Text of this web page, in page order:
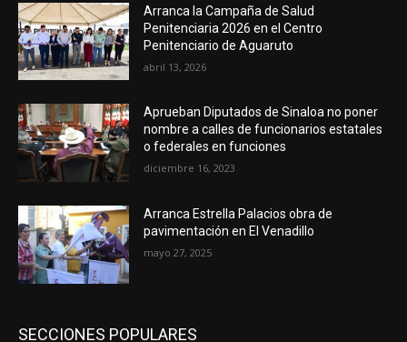
Arranca la Campaña de Salud
Penitenciaria 2026 en el Centro
Penitenciario de Aguaruto
abril 13, 2026
Aprueban Diputados de Sinaloa no poner
nombre a calles de funcionarios estatales
o federales en funciones
diciembre 16, 2023
Arranca Estrella Palacios obra de
pavimentación en El Venadillo
mayo 27, 2025
SECCIONES POPULARES